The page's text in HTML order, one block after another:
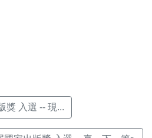
獎 入選 -- 現...